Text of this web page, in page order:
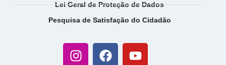
Lei Geral de Proteção de Dados
Pesquisa de Satisfação do Cidadão